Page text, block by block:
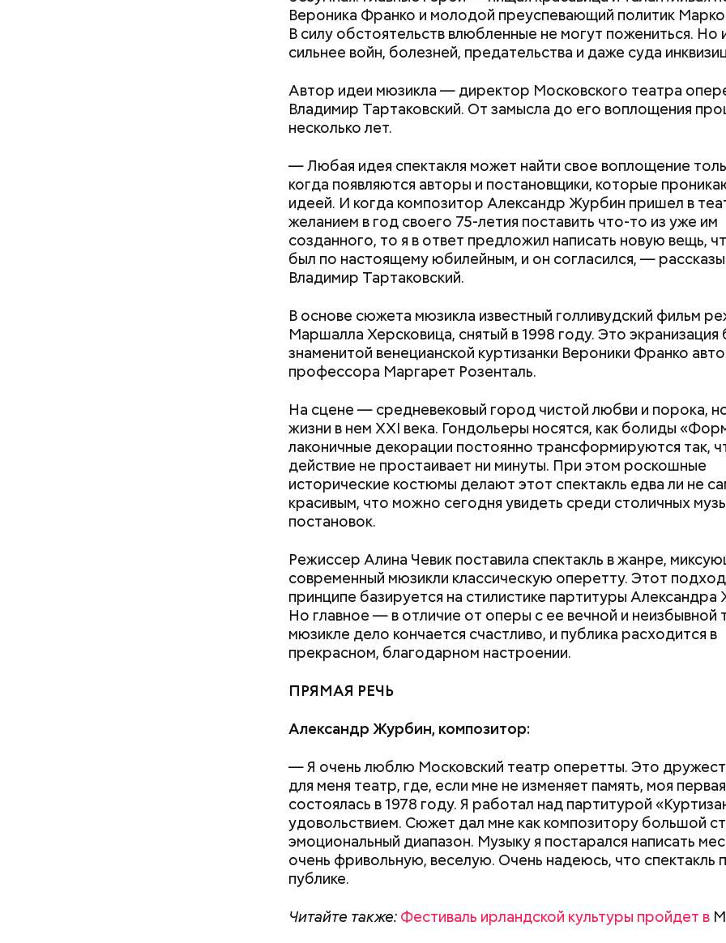
Вероника Франко и молодой преуспевающий политик
В силу обстоятельств влюбленные не могут пожениться. Но
сильнее войн, болезней, предательства и даже суда
Автор идеи мюзикла — директор Московского театра
Владимир Тартаковский. От замысла до его воплощения
несколько лет.
— Любая идея спектакля может найти свое воплощение
когда появляются авторы и постановщики, которые
идеей. И когда композитор Александр Журбин пришел в
желанием в год своего 75-летия поставить что-то из уже им
созданного, то я в ответ предложил написать новую вещь,
был по настоящему юбилейным, и он согласился, —
Владимир Тартаковский.
В основе сюжета мюзикла известный голливудский фильм
Маршалла Херсковица, снятый в 1998 году. Это
знаменитой венецианской куртизанки Вероники Франко
профессора Маргарет Розенталь.
На сцене — средневековый город чистой любви и порока,
жизни в нем XXI века. Гондольеры носятся, как болиды
лаконичные декорации постоянно трансформируются так,
действие не простаивает ни минуты. При этом роскошные
исторические костюмы делают этот спектакль едва ли не
красивым, что можно сегодня увидеть среди столичных
постановок.
Режиссер Алина Чевик поставила спектакль в жанре,
современный мюзикли классическую оперетту. Этот
принципе базируется на стилистике партитуры Александра
Но главное — в отличие от оперы с ее вечной и неизбывной
мюзикле дело кончается счастливо, и публика расходится в
прекрасном, благодарном настроении.
ПРЯМАЯ РЕЧЬ
Александр Журбин, композитор:
— Я очень люблю Московский театр оперетты. Это
для меня театр, где, если мне не изменяет память, моя
состоялась в 1978 году. Я работал над партитурой
удовольствием. Сюжет дал мне как композитору большой
эмоциональный диапазон. Музыку я постарался написать
очень фривольную, веселую. Очень надеюсь, что спектакль
публике.
Читайте также: Фестиваль ирландской культуры пройдет в
Фото: glava.rk.gov.ru
Первое и основное: нельзя относиться к посту как к
наказанию. Это и не испытание в полной мере, а
оказаться наедине с Богом. Ваши помощники в это время —
строгий пост и отказ от удовольствий для тела и духа. Без
отказа от увеселений пост стал бы просто диетой, а ведь
совершенно не в этом.
Медовый спас:
открытки для
Фото: «Уиллоу» (Willow, 1988)
В этой удивительно красивой приключенческой сказке Рона
Килмер исполнил роль мошенника, но при этом искусного и
доблестного воина Мадмартигана, который помогает
доставить чудесную девочку Элору к родителям. Снятый
«Властелина колец» и совершенных компьютерных
сегодня «Уиллоу» все так же вызывает интерес и поражает
воображение. Удивительно, но в 1988 году главной
зрителей был не фэнтезийный сюжет, а именно 29-летний
стрелок». На съемках актер познакомился со своей будущей
Джоан Уэйли.
Джек Эндрюс, «Убей меня снова» (Kill Me
1989)
Как банки будут
блокировать переводы при
обнаружении вредоносного
Разрыв в
обстоят дела с
Как поменять батареи дома и
не получить штраф
Как получить до
рублей от
трудной